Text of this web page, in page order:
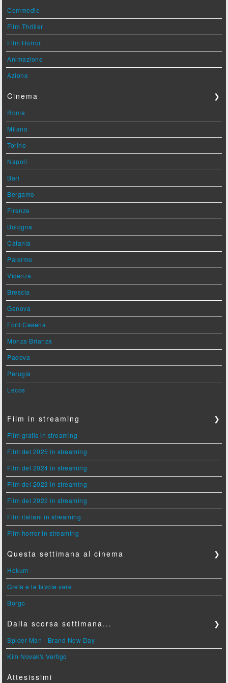
Commedie
Film Thriller
Film Horror
Animazione
Azione
Cinema ❯
Roma
Milano
Torino
Napoli
Bari
Bergamo
Firenze
Bologna
Catania
Palermo
Vicenza
Brescia
Genova
Forlì Cesena
Monza Brianza
Padova
Perugia
Lecce
Film in streaming ❯
Film gratis in streaming
Film del 2025 in streaming
Film del 2024 in streaming
Film del 2023 in streaming
Film del 2022 in streaming
Film italiani in streaming
Film horror in streaming
Questa settimana al cinema ❯
Hokum
Greta e le favole vere
Borgo
Dalla scorsa settimana... ❯
Spider-Man - Brand New Day
Kim Novak's Vertigo
Attesissimi